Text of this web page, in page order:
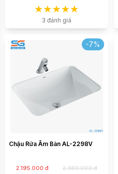
3 đánh giá
-7%
Chậu Rửa Âm Bàn AL-2298V
2.195.000 đ 2.360.000 đ